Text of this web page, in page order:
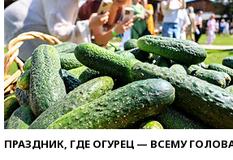
ПРАЗДНИК, ГДЕ ОГУРЕЦ — ВСЕМУ